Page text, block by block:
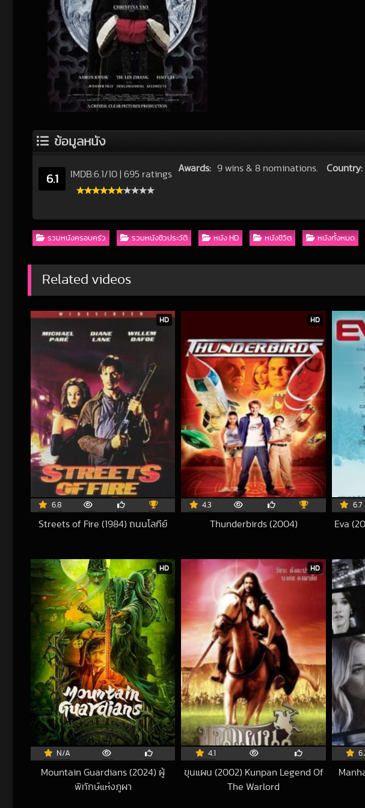
ข้อมูลหนัง
6.1 IMDB:6.1/10 695 ratings
Awards: 9 wins & 8 nominations. Country:
รวมหนังครอบครัว รวมหนังชีวประวัติ หนัง HD หนังชีวิต หนังทั้งหมด
Related videos
HD
6.8
Streets of Fire (1984) ถนนโลกีย์
HD
4.3
Thunderbirds (2004)
6.7
Eva
HD
N/A
Mountain Guardians (2024) ผู้
พิทักษ์แห่งภูผา
HD
4.1
ขุนแผน (2002) Kunpan Legend Of
The Warlord